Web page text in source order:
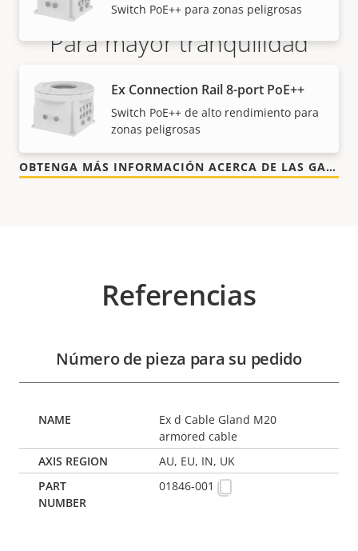
Switch PoE++ para zonas peligrosas
Ex Connection Rail 8-port PoE++
Switch PoE++ de alto rendimiento para
zonas peligrosas
Para mayor tranquilidad
Nuestra garantía de 3 años brinda a nuestros
clientes un uso sin preocupaciones y un control de
los costes.
OBTENGA MÁS INFORMACIÓN ACERCA DE LAS GARANTÍAS DE AXIS
Referencias
Número de pieza para su pedido
Ex d Cable Gland M20
armored cable
AU, EU, IN, UK
01846-001